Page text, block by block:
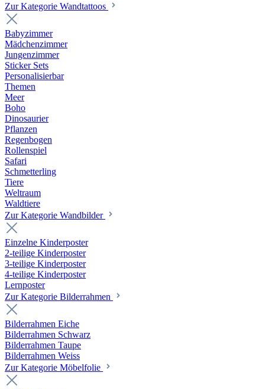
Zur Kategorie Wandtattoos
Babyzimmer
Mädchenzimmer
Jungenzimmer
Sticker Sets
Personalisierbar
Themen
Meer
Boho
Dinosaurier
Pflanzen
Regenbogen
Rollenspiel
Safari
Schmetterling
Tiere
Weltraum
Waldtiere
Zur Kategorie Wandbilder
Einzelne Kinderposter
2-teilige Kinderposter
3-teilige Kinderposter
4-teilige Kinderposter
Lernposter
Zur Kategorie Bilderrahmen
Bilderrahmen Eiche
Bilderrahmen Schwarz
Bilderrahmen Taupe
Bilderrahmen Weiss
Zur Kategorie Möbelfolie